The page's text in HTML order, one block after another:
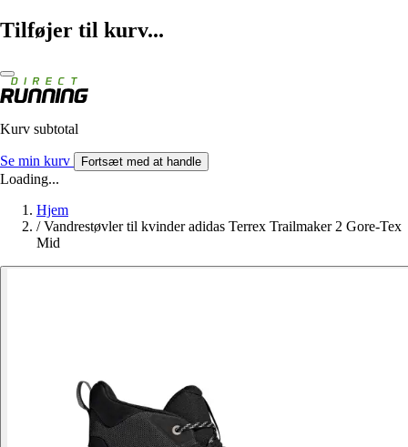
Tilføjer til kurv...
Kurv subtotal
Se min kurv Fortsæt med at handle
Loading...
Hjem
/ Vandrestøvler til kvinder adidas Terrex Trailmaker 2 Gore-Tex
Mid